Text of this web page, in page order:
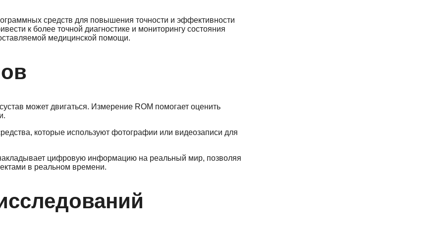
средств для повышения точности и эффективности
к более точной диагностике и мониторингу состояния
медицинской помощи.
может двигаться. Измерение ROM помогает оценить
которые используют фотографии или видеозаписи для
цифровую информацию на реальный мир, позволяя
в реальном времени.